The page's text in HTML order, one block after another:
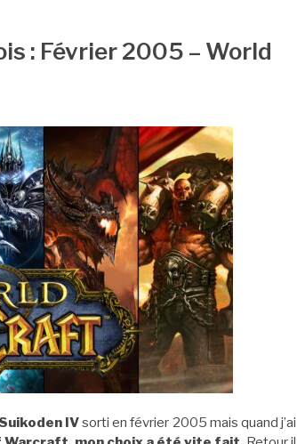
: Février 2005 – World
Suikoden IVsorti en février 2005 mais quand j’ai